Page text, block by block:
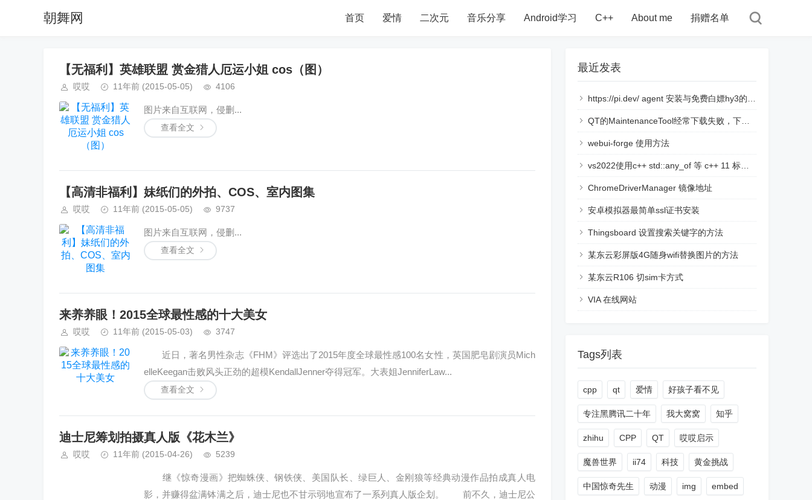
朝舞网 首页 爱情 二次元 音乐分享 Android学习 C++ About me 捐赠名单
【无福利】英雄联盟 赏金猎人厄运小姐 cos（图）
哎哎 11年前 (2015-05-05) 4106
图片来自互联网，侵删...
查看全文
【高清非福利】妹纸们的外拍、COS、室内图集
哎哎 11年前 (2015-05-05) 9737
图片来自互联网，侵删...
查看全文
来养养眼！2015全球最性感的十大美女
哎哎 11年前 (2015-05-03) 3747
近日，著名男性杂志《FHM》评选出了2015年度全球最性感100名女性，英国肥皂剧演员Mich
elleKeegan击败风头正劲的超模KendallJenner夺得冠军。大表姐JenniferLaw...
查看全文
迪士尼筹划拍摄真人版《花木兰》
哎哎 11年前 (2015-04-26) 5239
继《惊奇漫画》把蜘蛛侠、钢铁侠、美国队长、绿巨人、金刚狼等经典动漫作品拍成真人电
影，并赚得盆满钵满之后，迪士尼也不甘示弱地宣布了一系列真人版企划。 前不久，迪士尼公
最近发表
https://pi.dev/ agent 安装与免费白嫖hy3的使用说明
QT的MaintenanceTool经常下载失败，下载链接断开的解决方法
webui-forge 使用方法
vs2022使用c++ std::any_of 等 c++ 11 标准语言时，提示报错namespace "std" has no member "all_of"
ChromeDriverManager 镜像地址
安卓模拟器最简单ssl证书安装
Thingsboard 设置搜索关键字的方法
某东云彩屏版4G随身wifi替换图片的方法
某东云R106 切sim卡方式
VIA 在线网站
Tags列表
cpp qt 爱情 好孩子看不见
专注黑腾讯二十年 我大窝窝 知乎
zhihu CPP QT 哎哎启示
魔兽世界 ii74 科技 黄金挑战
中国惊奇先生 动漫 img embed